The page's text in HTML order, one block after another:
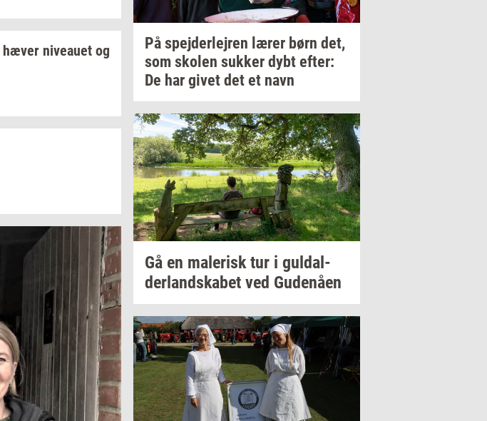
hæver ni­veau­et og
På spej­der­lej­ren lærer børn det,
som sko­len suk­ker dybt efter:
De har givet det et navn
Gå en ma­le­risktur i gul­dal­
der­land­ska­bet ved Gu­denå­en